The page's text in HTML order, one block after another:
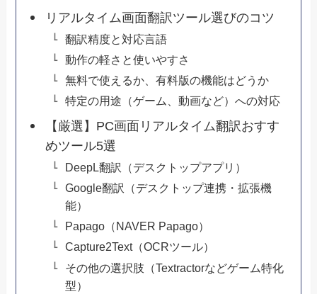
リアルタイム画面翻訳ツール選びのコツ
翻訳精度と対応言語
動作の軽さと使いやすさ
無料で使えるか、有料版の機能はどうか
特定の用途（ゲーム、動画など）への対応
【厳選】PC画面リアルタイム翻訳おすす
めツール5選
DeepL翻訳（デスクトップアプリ）
Google翻訳（デスクトップ連携・拡張機
能）
Papago（NAVER Papago）
Capture2Text（OCRツール）
その他の選択肢（Textractorなどゲーム特化
型）